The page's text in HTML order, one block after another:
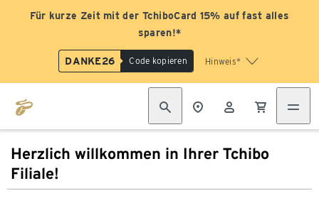
Für kurze Zeit mit der TchiboCard 15% auf fast alles
sparen!*
DANKE26 Code kopieren Hinweis*
Herzlich willkommen in Ihrer Tchibo
Filiale!